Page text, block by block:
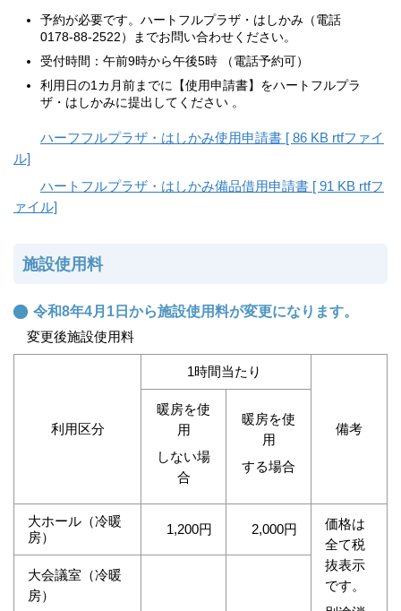
予約が必要です。ハートフルプラザ・はしかみ（電話
0178-88-2522）までお問い合わせください。
受付時間：午前9時から午後5時 （電話予約可）
利用日の1カ月前までに【使用申請書】をハートフルプラ
ザ・はしかみに提出してください 。
ハーフフルプラザ・はしかみ使用申請書 [ 86 KB rtfファイ
ル]
ハートフルプラザ・はしかみ備品借用申請書 [ 91 KB rtfフ
ァイル]
施設使用料
令和8年4月1日から施設使用料が変更になります。
変更後施設使用料
利用区分
1時間当たり
備考
暖房を使
用
しない場
合
暖房を使
用
する場合
大ホール（冷暖
房）
1,200円 2,000円
価格は
全て税
抜表示
です。
大会議室（冷暖
房）